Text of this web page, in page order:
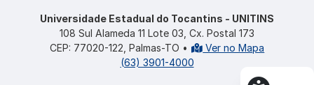
Universidade Estadual do Tocantins - UNITINS
108 Sul Alameda 11 Lote 03, Cx. Postal 173
CEP: 77020-122, Palmas-TO •
Ver no Mapa
(63) 3901-4000